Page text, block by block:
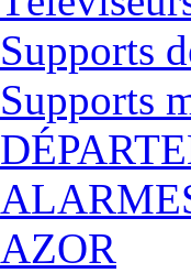
Supports
Supports
AZOR